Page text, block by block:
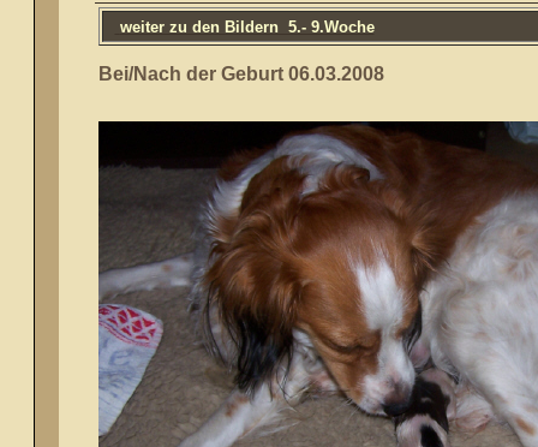
weiter zu den Bildern 5.- 9.Woche
Bei/Nach der Geburt 06.03.2008